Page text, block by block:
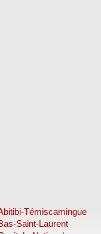
Témiscamingue
Saint-Laurent